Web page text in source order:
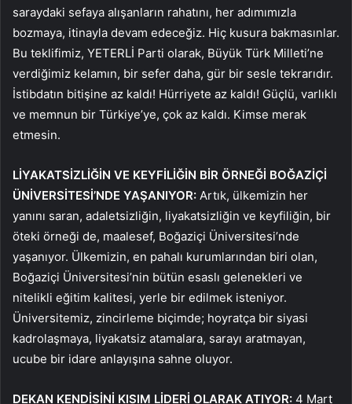
saraydaki sefaya alışanların rahatını, her adımımızla
bozmaya, itinayla devam edeceğiz. Hiç kusura bakmasınlar.
Bu teklifimiz, YETERLİ Parti olarak, Büyük Türk Milleti’ne
verdiğimiz kelamın, bir sefer daha, gür bir sesle tekrarıdır.
İstibdatın bitişine az kaldı! Hürriyete az kaldı! Güçlü, varlıklı
ve memnun bir Türkiye’ye, çok az kaldı. Kimse merak
etmesin.
LİYAKATSİZLİĞİN VE KEYFİLİĞİN BİR ÖRNEĞİ BOĞAZİÇİ
ÜNİVERSİTESİ’NDE YAŞANIYOR: Artık, ülkemizin her
yanını saran, adaletsizliğin, liyakatsizliğin ve keyfiliğin, bir
öteki örneği de, maalesef, Boğaziçi Üniversitesi’nde
yaşanıyor. Ülkemizin, en pahalı kurumlarından biri olan,
Boğaziçi Üniversitesi’nin bütün esaslı gelenekleri ve
nitelikli eğitim kalitesi, yerle bir edilmek isteniyor.
Üniversitemiz, zincirleme biçimde; hoyratça bir siyasi
kadrolaşmaya, liyakatsiz atamalara, sarayı aratmayan,
ucube bir idare anlayışına sahne oluyor.
DEKAN KENDİSİNİ KISIM LİDERİ OLARAK ATIYOR: 4 Mart